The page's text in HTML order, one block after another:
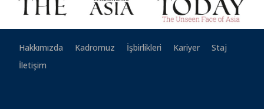
Hakkımızda Kadromuz İşbirlikleri Kariyer
Staj
İletişim